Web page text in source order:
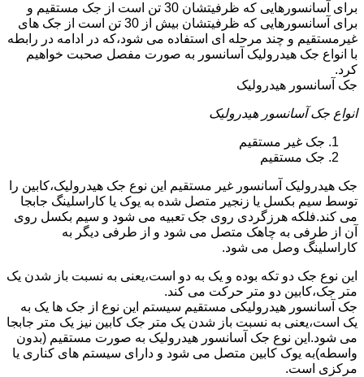
برای آسانسورهایی که ظرفیتشان 30 تن است از جک مستقیم و
برای آسانسورهایی که ظرفیتشان بیش از 30 تن است از جک های
غیرمستقیم و چند مرحله ای استفاده می شود،که در ادامه در رابطه
با انواع جک هیدرولیک آسانسور به صورت مفصل صحبت خواهیم
کرد.
جک آسانسور هیدرولیک
انواع جک آسانسور هیدرولیک
جک غیر مستقیم
جک مستقیم
جک هیدرولیک آسانسور غیر مستقیم این نوع جک هیدرولیک،کابین را
توسط سیم بکسل یا زنجیر متصل شده به یوک یا کاراسلینگ جابجا
می کند.فلکه هرزگردی روی جک تعبیه می شود و سیم بکسل روی
آن از طرفی به چاهک متصل می شود و از طرفی دیگر به
کاراسلینگ وصل می شود.
این نوع جک دو تکه بوده و یک به دو است،یعنی به نسبت باز شدن یک
متر جک،کابین دو متر حرکت می کند.
جک آسانسور هیدرولیکی مستقیم سیستم این نوع از جک ها یک به
یک است،یعنی به نسبت باز شدن یک متر جک کابین نیز یک متر جابجا
می شود.این نوع جک آسانسور هیدرولیک به صورت مستقیم (بدون
واسطه)به یوک کابین متصل می شود و دارای سیستم های کناری یا
مرکزی است.